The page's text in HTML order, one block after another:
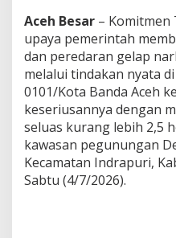
h
M
u
s
n
a
k
a
n
2
Aceh Besar – Komitmen
upaya pemerintah
dan peredaran gelap
melalui tindakan nyata
0101/Kota Banda Aceh
keseriusannya dengan
seluas kurang lebih 2,5
kawasan pegunungan
Kecamatan Indrapuri,
Sabtu (4/7/2026).